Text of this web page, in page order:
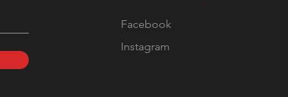
Facebook
Instagram